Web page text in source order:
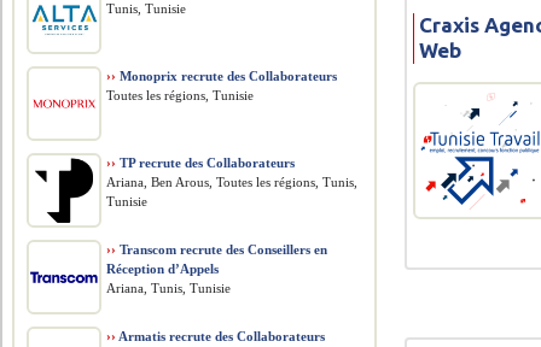
Craxis
Web
Tunis, Tunisie
›› Monoprix recrute des Collaborateurs
Toutes les régions, Tunisie
›› TP recrute des Collaborateurs
Ariana, Ben Arous, Toutes les régions, Tunis,
Tunisie
›› Transcom recrute des Conseillers en
Réception d’Appels
Ariana, Tunis, Tunisie
›› Armatis recrute des Collaborateurs